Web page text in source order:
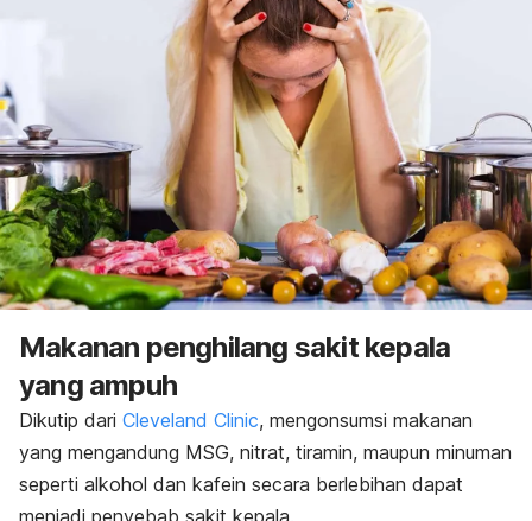
Makanan penghilang sakit kepala
yang ampuh
Dikutip dari Cleveland Clinic, mengonsumsi makanan
yang mengandung MSG, nitrat, tiramin, maupun minuman
seperti alkohol dan kafein secara berlebihan dapat
menjadi penyebab sakit kepala.